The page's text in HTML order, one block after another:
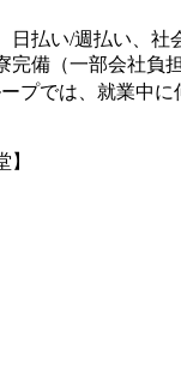
日払い/週払い、社
完備（一部会社負
プでは、就業中
】